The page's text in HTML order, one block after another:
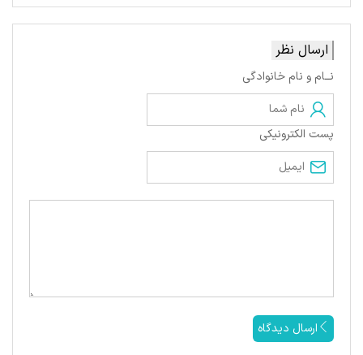
ارسال نظر
نــام و نام خانوادگی
پست الکترونیکی
ارسال دیدگاه